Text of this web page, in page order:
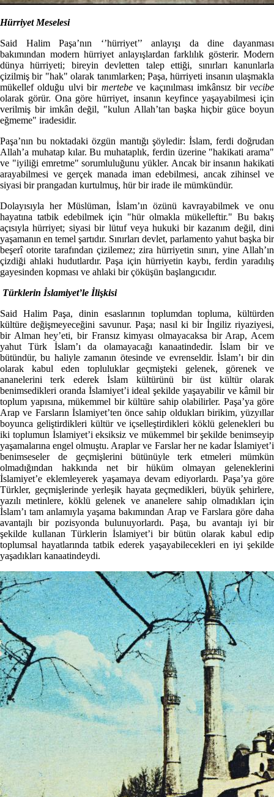
Hürriyet Meselesi
Said Halim Paşa’nın ‘’hürriyet’’ anlayışı da dine dayanması
bakımından modern hürriyet anlayışlardan farklılık gösterir. Modern
dünya hürriyeti; bireyin devletten talep ettiği, sınırları kanunlarla
çizilmiş bir "hak" olarak tanımlarken; Paşa, hürriyeti insanın ulaşmakla
mükellef olduğu ulvi bir mertebeve kaçınılması imkânsız birvecibe
olarak görür. Ona göre hürriyet, insanın keyfince yaşayabilmesi için
verilmiş bir imkân değil, "kulun Allah’tan başka hiçbir güce boyun
eğmeme" iradesidir.
Paşa’nın bu noktadaki özgün mantığı şöyledir: İslam, ferdi doğrudan
Allah’a muhatap kılar. Bu muhataplık, ferdin üzerine "hakikati arama"
ve "iyiliği emretme" sorumluluğunu yükler. Ancak bir insanın hakikati
arayabilmesi ve gerçek manada iman edebilmesi, ancak zihinsel ve
siyasi bir prangadan kurtulmuş, hür bir irade ile mümkündür.
Dolayısıyla her Müslüman, İslam’ın özünü kavrayabilmek ve onu
hayatına tatbik edebilmek için "hür olmakla mükelleftir." Bu bakış
açısıyla hürriyet; siyasi bir lütuf veya hukuki bir kazanım değil, dini
yaşamanın en temel şartıdır. Sınırları devlet, parlamento yahut başka bir
beşerî otorite tarafından çizilemez; zira hürriyetin sınırı, yine Allah’ın
çizdiği ahlaki hudutlardır. Paşa için hürriyetin kaybı, ferdin yaradılış
gayesinden kopması ve ahlaki bir çöküşün başlangıcıdır.
Türklerin İslamiyet’le İlişkisi
Said Halim Paşa, dinin esaslarının toplumdan topluma, kültürden
kültüre değişmeyeceğini savunur. Paşa; nasıl ki bir İngiliz riyaziyesi,
bir Alman hey’eti, bir Fransız kimyası olmayacaksa bir Arap, Acem
yahut Türk İslam’ı da olamayacağı kanaatindedir. İslam bir ve
bütündür, bu haliyle zamanın ötesinde ve evrenseldir. İslam’ı bir din
olarak kabul eden topluluklar geçmişteki gelenek, görenek ve
ananelerini terk ederek İslam kültürünü bir üst kültür olarak
benimsedikleri oranda İslamiyet’i ideal şekilde yaşayabilir ve kâmil bir
toplum yapısına, mükemmel bir kültüre sahip olabilirler. Paşa’ya göre
Arap ve Farsların İslamiyet’ten önce sahip oldukları birikim, yüzyıllar
boyunca geliştirdikleri kültür ve içselleştirdikleri köklü gelenekleri bu
iki toplumun İslamiyet’i eksiksiz ve mükemmel bir şekilde benimseyip
yaşamalarına engel olmuştu. Araplar ve Farslar her ne kadar İslamiyet’i
benimseseler de geçmişlerini bütünüyle terk etmeleri mümkün
olmadığından hakkında net bir hüküm olmayan geleneklerini
İslamiyet’e eklemleyerek yaşamaya devam ediyorlardı. Paşa’ya göre
Türkler, geçmişlerinde yerleşik hayata geçmedikleri, büyük şehirlere,
yazılı metinlere, köklü gelenek ve ananelere sahip olmadıkları için
İslam’ı tam anlamıyla yaşama bakımından Arap ve Farslara göre daha
avantajlı bir pozisyonda bulunuyorlardı. Paşa, bu avantajı iyi bir
şekilde kullanan Türklerin İslamiyet’i bir bütün olarak kabul edip
toplumsal hayatlarında tatbik ederek yaşayabilecekleri en iyi şekilde
yaşadıkları kanaatindeydi.